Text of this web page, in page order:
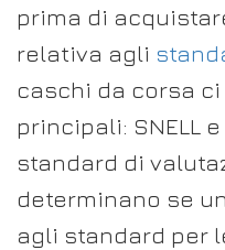
prima di
relativa agli
caschi da corsa
principali: SNELL
standard di
determinano se
agli standard per